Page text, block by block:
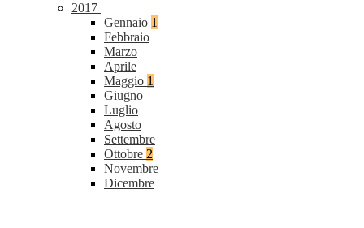
2017
Gennaio 1
Febbraio
Marzo
Aprile
Maggio 1
Giugno
Luglio
Agosto
Settembre
Ottobre 2
Novembre
Dicembre